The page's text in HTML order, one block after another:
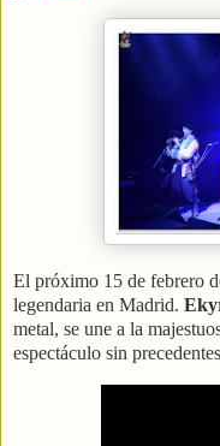
El próximo 15 de febrero
legendaria en Madrid.
metal, se une a la
espectáculo sin